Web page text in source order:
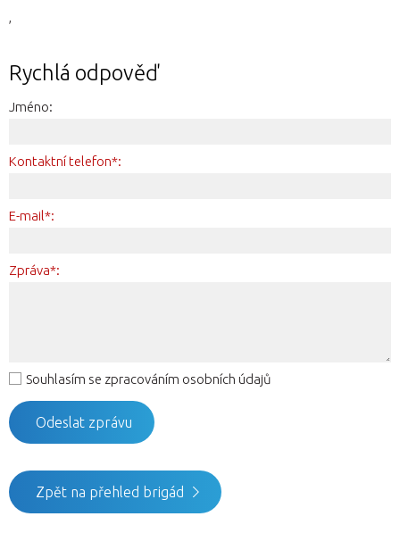
Rychlá odpověď
Jméno:
Kontaktní telefon*:
E-mail*:
Zpráva*:
Souhlasím se zpracováním osobních údajů
Zpět na přehled brigád